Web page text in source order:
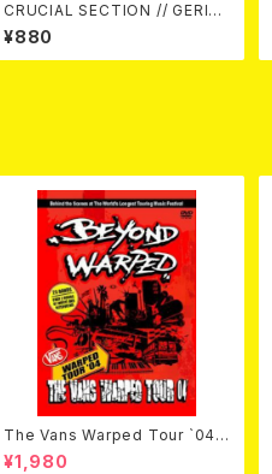
CRUCIAL SECTION // GERIAT
RIC UNIT / Life In Reverse
¥880
The Vans Warped Tour `04
Beyond Warped (国内盤DVD)
¥1,980